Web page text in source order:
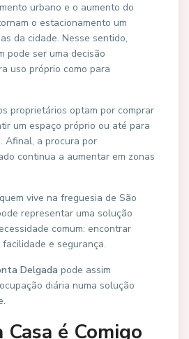
urbano e o aumento do
o estacionamento um
da cidade. Nesse sentido,
pode ser uma decisão
uso próprio como para
proprietários optam por comprar
um espaço próprio ou até para
Afinal, a procura por
continua a aumentar em zonas
vive na freguesia de São
representar uma solução
comum: encontrar
e segurança.
Delgada pode assim
diária numa solução
é Comigo